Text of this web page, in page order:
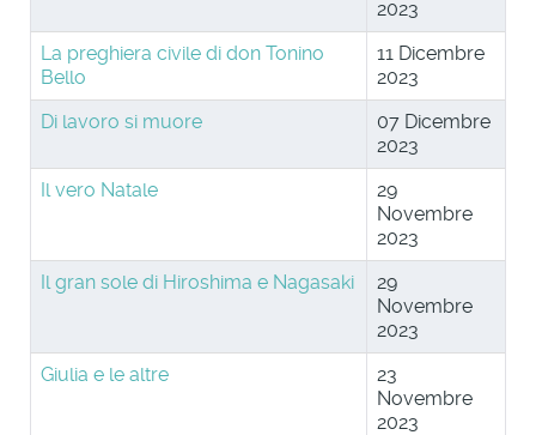
2023
La preghiera civile di don Tonino
Bello
11 Dicembre
2023
Di lavoro si muore
07 Dicembre
2023
Il vero Natale
29
Novembre
2023
Il gran sole di Hiroshima e Nagasaki
29
Novembre
2023
Giulia e le altre
23
Novembre
2023